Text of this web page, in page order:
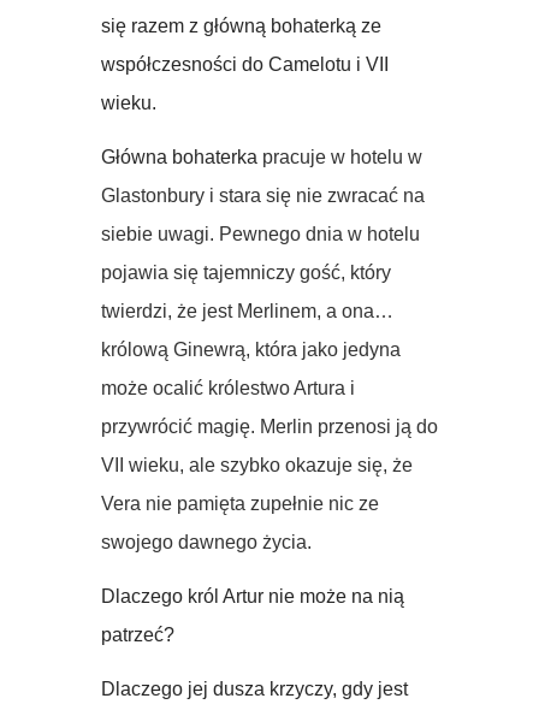
się razem z główną bohaterką ze
współczesności do Camelotu i VII
wieku.
Główna bohaterka pracuje w hotelu w
Glastonbury i stara się nie zwracać na
siebie uwagi. Pewnego dnia w hotelu
pojawia się tajemniczy gość, który
twierdzi, że jest Merlinem, a ona…
królową Ginewrą, która jako jedyna
może ocalić królestwo Artura i
przywrócić magię. Merlin przenosi ją do
VII wieku, ale szybko okazuje się, że
Vera nie pamięta zupełnie nic ze
swojego dawnego życia.
Dlaczego król Artur nie może na nią
patrzeć?
Dlaczego jej dusza krzyczy, gdy jest